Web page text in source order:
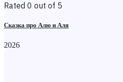
Rated 0 out of 5
Сказка про Алю и Аля
2026